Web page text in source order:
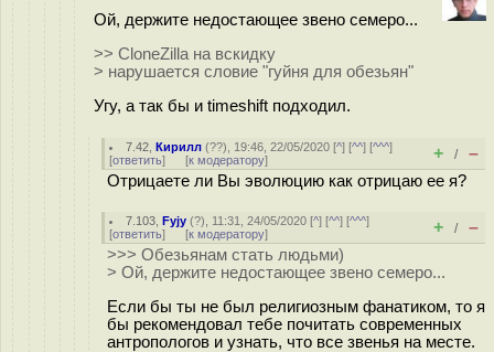
Ой, держите недостающее звено семеро...
>> CloneZilla на вскидку
> нарушается словие "гуйня для обезьян"
Угу, а так бы и timeshift подходил.
7.42 ,Кирилл (??), 19:46, 22/05/2020 [^] [^^] [^^^]
[ответить] [к модератору] + / –
Отрицаете ли Вы эволюцию как отрицаю ее я?
7.103 ,Fyjy (?), 11:31, 24/05/2020 [^] [^^] [^^^]
[ответить] [к модератору] + / –
>>> Обезьянам стать людьми)
> Ой, держите недостающее звено семеро...
Если бы ты не был религиозным фанатиком, то я
бы рекомендовал тебе почитать современных
антропологов и узнать, что все звенья на месте.